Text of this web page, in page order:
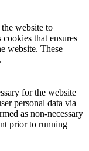
website to
that ensures
website. These
for the website
personal data via
as non-necessary
prior to running